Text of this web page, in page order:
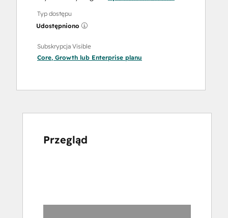
Typ dostępu
Udostępniono
Subskrypcja Visible
Core, Growth lub Enterprise planu
Przegląd